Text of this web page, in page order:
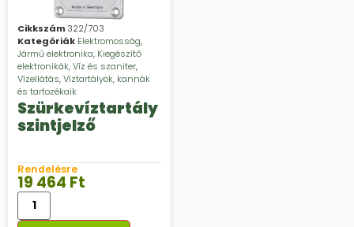
Cikkszám 322/703
Kategóriák Elektromosság,
Jármű elektronika, Kiegészítő
elektronikák,Víz és szaniter,
Vízellátás,Víztartályok, kannák
és tartozékaik
Szürkevíztartály
szintjelző
Rendelésre
19 464 Ft